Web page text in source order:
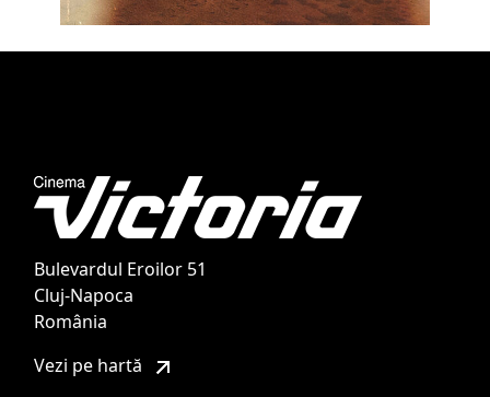
Bulevardul Eroilor 51
Cluj-Napoca
România
Vezi pe hartă